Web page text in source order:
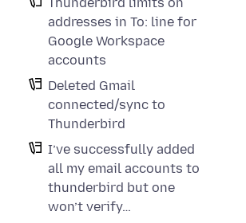
addresses in To: line for
Google Workspace
accounts
Deleted Gmail
connected/sync to
Thunderbird
I’ve successfully added
all my email accounts to
thunderbird but one
won’t verify…